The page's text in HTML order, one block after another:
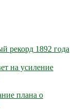
рекорд 1892 года
на усиление
плана о